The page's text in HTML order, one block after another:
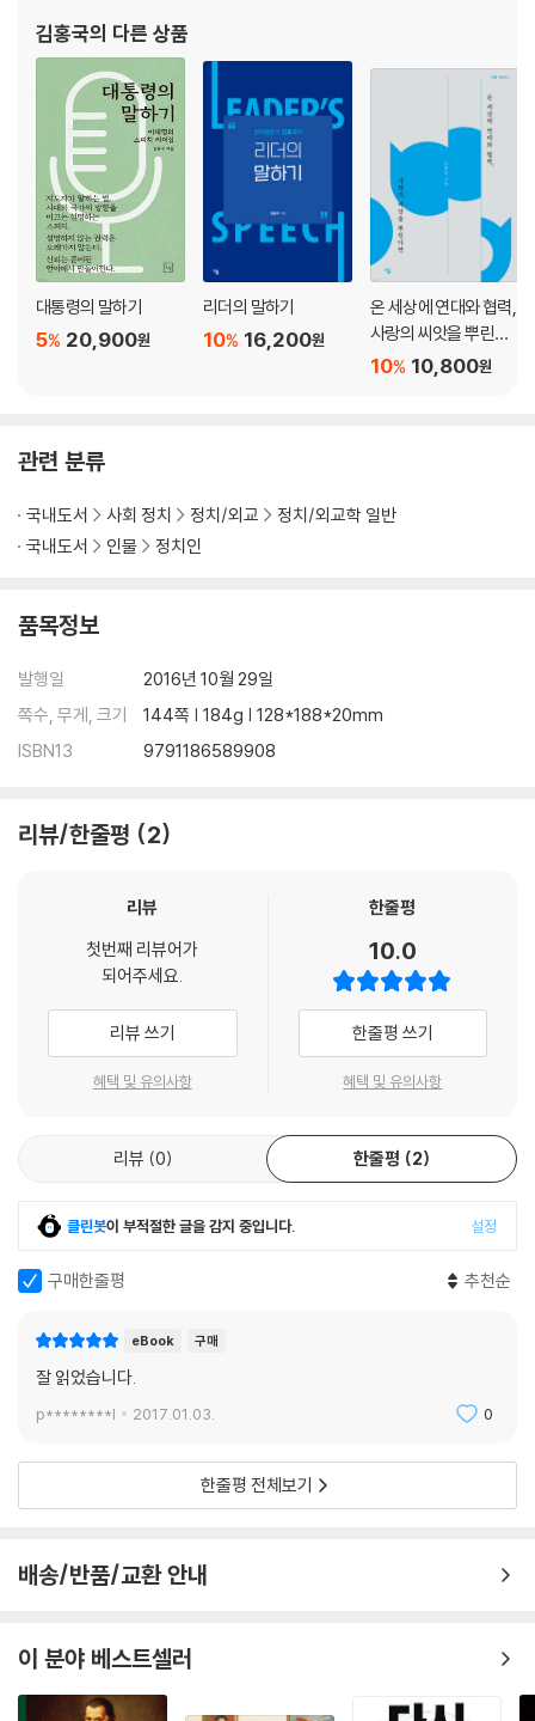
리디킨슨대학에서 방문학자로 근무했다. 경기대 겸임교
김홍국의 다른 상품
대통령의 말하기
20,900원
5%
리더의 말하기
16,200원
10%
온 세상에 연대와 협력,
사랑의 씨앗을 뿌린다
면
10,800원
10%
관련 분류
국내도서 사회 정치 정치/외교
정치/외교학 일반
국내도서
인물 정치인
품목정보
발행일
2016년 10월 29일
쪽수, 무게, 크기
144쪽 | 184g | 128*188*20mm
ISBN13
9791186589908
리뷰/한줄평 2
리뷰
첫번째 리뷰어가
되어주세요.
리뷰 쓰기
혜택 및 유의사항
한줄평
10.0
한줄평 쓰기
혜택 및 유의사항
리뷰 0 한줄평 2
클린봇이 부적절한 글을 감지 중입니다. 설정
구매한줄평 추천순
eBook 구매
잘 읽었습니다.
p********l 2017.01.03. 0
한줄평 전체보기
배송/반품/교환 안내
이 분야 베스트셀러